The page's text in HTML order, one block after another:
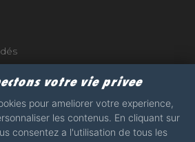
votre vie privee
pour ameliorer votre experience,
les contenus. En cliquant sur
consentez a l'utilisation de tous les